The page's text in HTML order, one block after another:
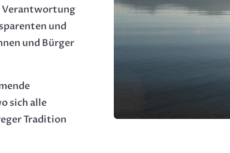
Verantwortung
und
und Bürger
sich alle
Tradition